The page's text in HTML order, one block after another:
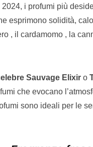
i profumi più
esprimono solidità,
, il cardamomo , la
Sauvage Elixir o
che evocano
sono ideali per le